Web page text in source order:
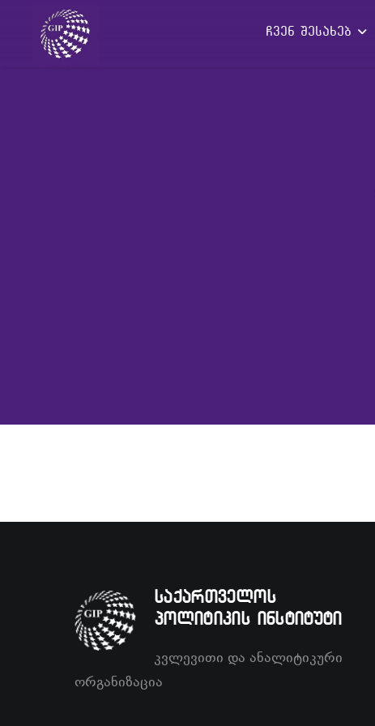
ჩვენ შესახებ
საქართველოს
პოლიტიკის ინსტიტუტი
კვლევითი და ანალიტიკური
ორგანიზაცია